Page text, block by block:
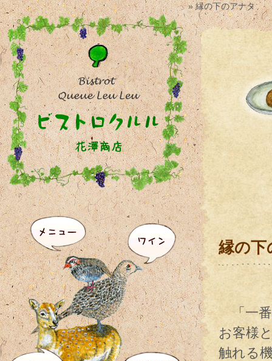
» 縁の下のアナタ
縁の下
「一番
お客様
触れる